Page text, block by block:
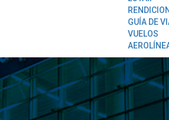
GUÍA DE
VUELOS